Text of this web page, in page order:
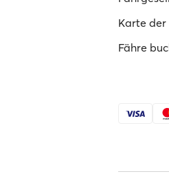
Karte der
Fähre